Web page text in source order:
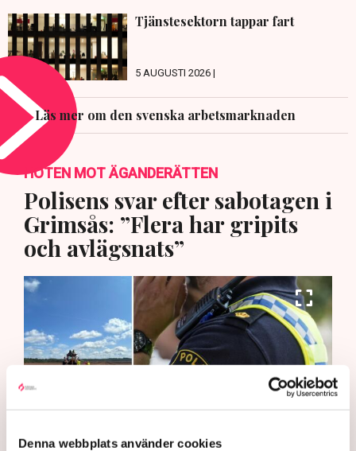
Denna webbplats använder cookies
Tjänstesektorn tappar fart
5 AUGUSTI 2026 |
Läs mer om den svenska arbetsmarknaden
HOTEN MOT ÄGANDERÄTTEN
Polisens svar efter sabotagen i
Grimsås: ”Flera har gripits
och avlägsnats”